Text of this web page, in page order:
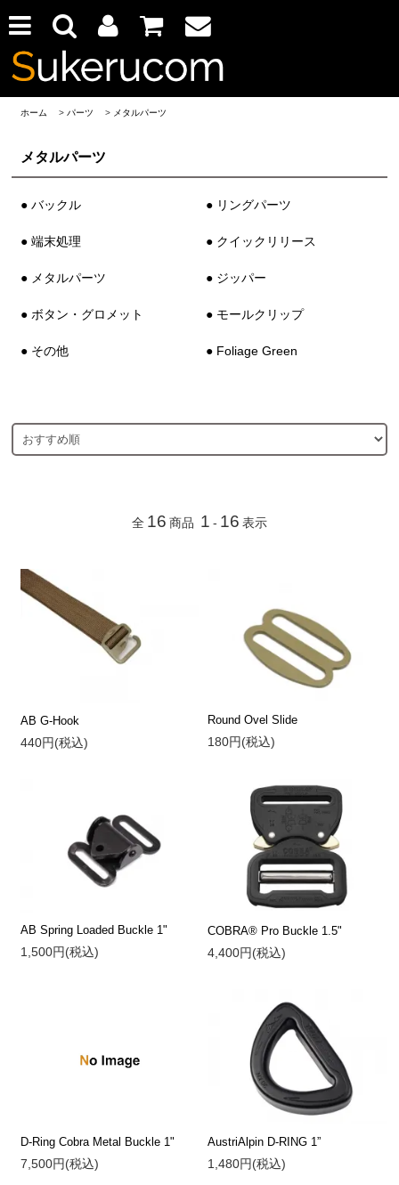
ホーム > パーツ > メタルパーツ
メタルパーツ
● バックル ● リングパーツ
● 端末処理 ● クイックリリース
● メタルパーツ ● ジッパー
● ボタン・グロメット ● モールクリップ
● その他 ● Foliage Green
全 16 商品 1 - 16 表示
AB G-Hook
440円(税込)
Round Ovel Slide
180円(税込)
AB Spring Loaded Buckle 1"
1,500円(税込)
COBRA® Pro Buckle 1.5"
4,400円(税込)
D-Ring Cobra Metal Buckle 1"
7,500円(税込)
AustriAlpin D-RING 1”
1,480円(税込)